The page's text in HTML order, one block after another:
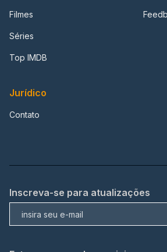
Filmes
Séries
Top IMDB
Jurídico
Contato
Inscreva-se para atualizações